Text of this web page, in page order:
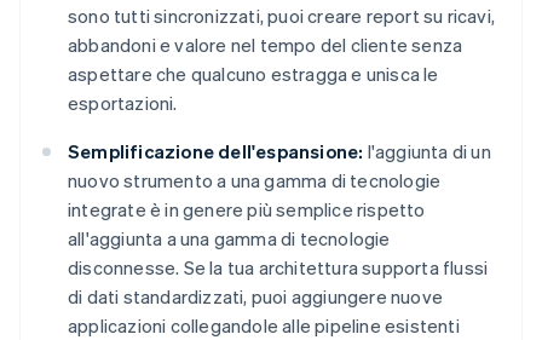
sono tutti sincronizzati, puoi creare report su ricavi,
abbandoni e valore nel tempo del cliente senza
aspettare che qualcuno estragga e unisca le
esportazioni.
Semplificazione dell'espansione: l'aggiunta di un
nuovo strumento a una gamma di tecnologie
integrate è in genere più semplice rispetto
all'aggiunta a una gamma di tecnologie
disconnesse. Se la tua architettura supporta flussi
di dati standardizzati, puoi aggiungere nuove
applicazioni collegandole alle pipeline esistenti